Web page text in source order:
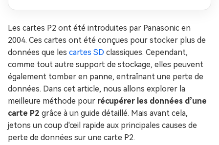
Les cartes P2 ont été introduites par Panasonic en
2004. Ces cartes ont été conçues pour stocker plus de
données que les cartes SD classiques. Cependant,
comme tout autre support de stockage, elles peuvent
également tomber en panne, entraînant une perte de
données. Dans cet article, nous allons explorer la
meilleure méthode pour récupérer les données d’une
carte P2 grâce à un guide détaillé. Mais avant cela,
jetons un coup d'œil rapide aux principales causes de
perte de données sur une carte P2.